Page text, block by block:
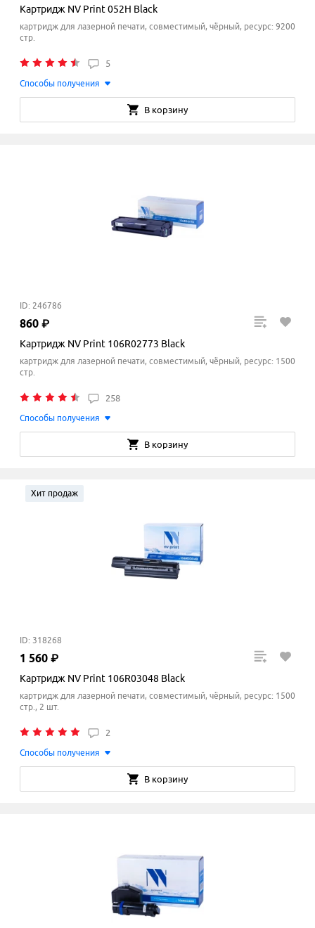
Картридж NV Print 052H Black
картридж для лазерной печати, совместимый, чёрный, ресурс: 9200
стр.
5
Способы получения
В корзину
ID: 246786
860 ₽
Картридж NV Print 106R02773 Black
картридж для лазерной печати, совместимый, чёрный, ресурс: 1500
стр.
258
Способы получения
В корзину
Хит продаж
ID: 318268
1 560 ₽
Картридж NV Print 106R03048 Black
картридж для лазерной печати, совместимый, чёрный, ресурс: 1500
стр., 2 шт.
2
Способы получения
В корзину